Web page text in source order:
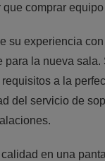
comprar
su experiencia
para la nueva
a la
del servicio de
en una